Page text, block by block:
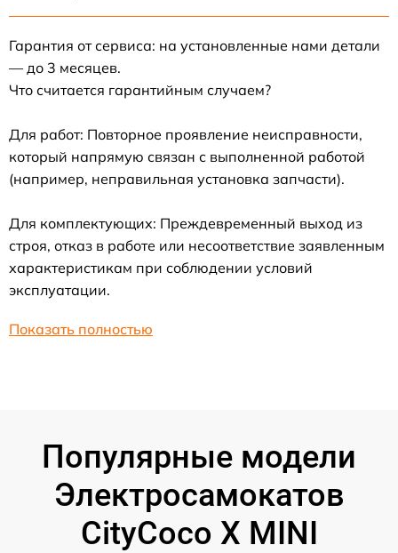
Гарантия от сервиса: на установленные нами детали
— до 3 месяцев.
Что считается гарантийным случаем?
Для работ: Повторное проявление неисправности,
который напрямую связан с выполненной работой
(например, неправильная установка запчасти).
Для комплектующих: Преждевременный выход из
строя, отказ в работе или несоответствие заявленным
характеристикам при соблюдении условий
эксплуатации.
Показать полностью
Популярные модели
Электросамокатов
CityCoco X MINI